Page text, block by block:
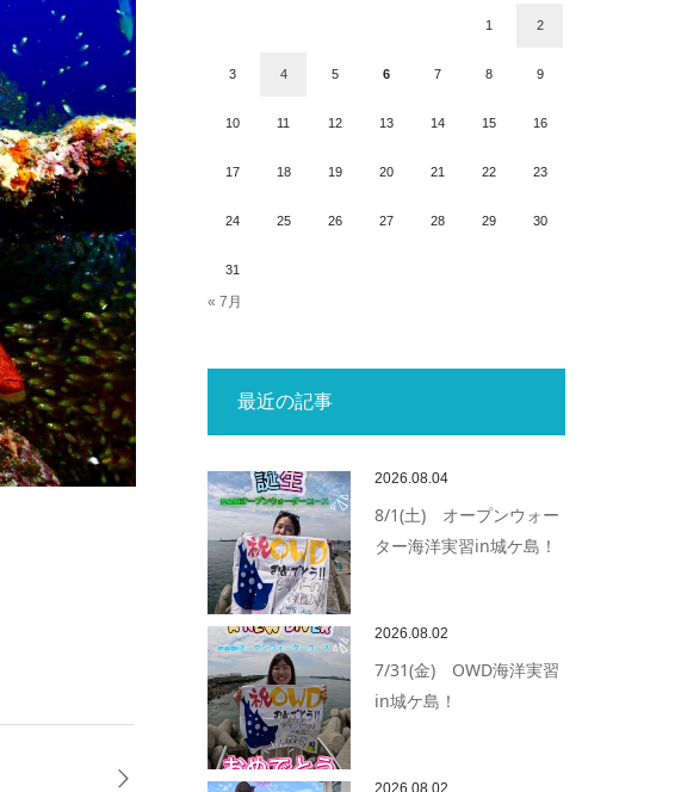
1 2
3 4 5 6 7 8 9
10 11 12 13 14 15 16
17 18 19 20 21 22 23
24 25 26 27 28 29 30
31
« 7月
最近の記事
2026.08.04
8/1(土) オープンウォー
ター海洋実習in城ケ島！
2026.08.02
7/31(金) OWD海洋実習
in城ケ島！
2026.08.02